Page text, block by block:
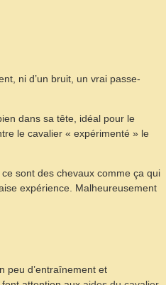
ni d’un bruit, un vrai passe-
dans sa tête, idéal pour le
le cavalier « expérimenté » le
sont des chevaux comme ça qui
expérience. Malheureusement
peu d’entraînement et